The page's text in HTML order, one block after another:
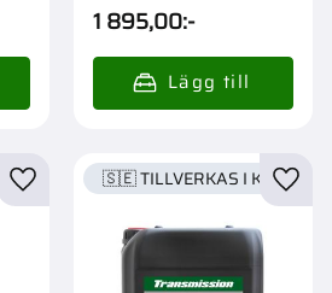
1 895,00:-
Lägg till i favoriter
🇸🇪 TILLVERKAS I